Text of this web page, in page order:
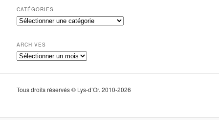
CATÉGORIES
Catégories
ARCHIVES
Archives
Tous droits réservés © Lys-d’Or. 2010-2026